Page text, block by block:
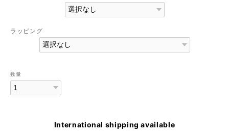
ラッピング
数量
International shipping available